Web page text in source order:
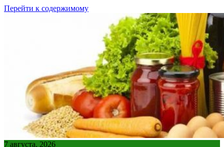
Перейти к содержимому
7 августа, 2026